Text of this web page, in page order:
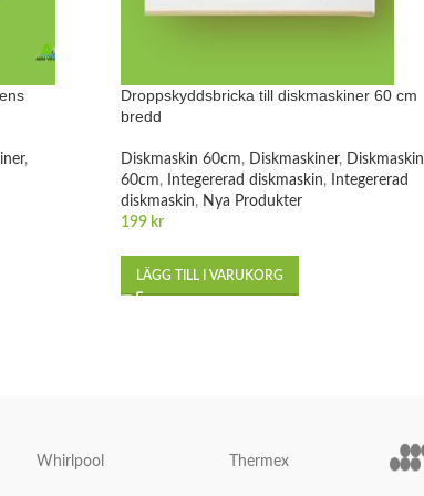
,
Droppskyddsbricka till diskmaskiner 60 cm
bredd
Diskmaskin 60cm, Diskmaskiner, Diskmaskin
60cm, Integererad diskmaskin,
Integererad
diskmaskin, Nya Produkter
199 kr
LÄGG TILL I VARUKORG
Whirlpool Thermex